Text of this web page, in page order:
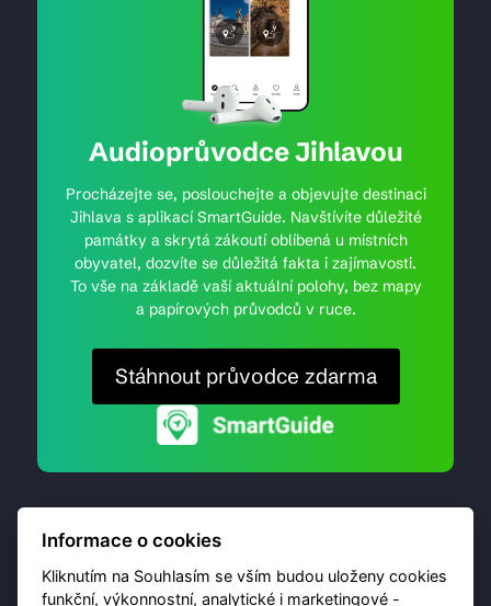
Audioprůvodce Jihlavou
Procházejte se, poslouchejte a objevujte destinaci
Jihlava s aplikací SmartGuide. Navštívíte důležité
památky a skrytá zákoutí oblíbená u místních
obyvatel, dozvíte se důležitá fakta i zajímavosti.
To vše na základě vaší aktuální polohy, bez mapy
a papírových průvodců v ruce.
Stáhnout průvodce zdarma
Informace o cookies
Kliknutím na Souhlasím se vším budou uloženy cookies
funkční, výkonnostní, analytické i marketingové -